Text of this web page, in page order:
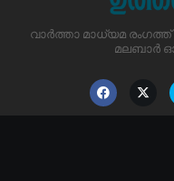
വാർത്താ മാധ്യമ
മലബാർ